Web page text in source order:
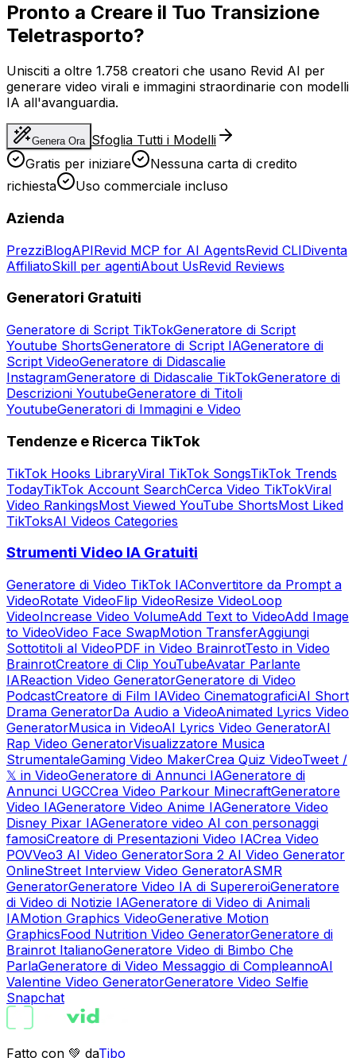
Pronto a Creare il Tuo Transizione
Teletrasporto?
Unisciti a oltre 1.758 creatori che usano Revid AI per
generare video virali e immagini straordinarie con modelli
IA all'avanguardia.
Genera Ora Sfoglia Tutti i Modelli
Gratis per iniziare
Nessuna carta di credito
richiesta
Uso commerciale incluso
Azienda
PrezziBlogAPIRevid MCP for AI AgentsRevid CLIDiventa
AffiliatoSkill per agentiAbout UsRevid Reviews
Generatori Gratuiti
Generatore di Script TikTokGeneratore di Script
Youtube ShortsGeneratore di Script IAGeneratore di
Script VideoGeneratore di Didascalie
InstagramGeneratore di Didascalie TikTokGeneratore di
Descrizioni YoutubeGeneratore di Titoli
YoutubeGeneratori di Immagini e Video
Tendenze e Ricerca TikTok
TikTok Hooks LibraryViral TikTok SongsTikTok Trends
TodayTikTok Account SearchCerca Video TikTokViral
Video RankingsMost Viewed YouTube ShortsMost Liked
TikToksAI Videos Categories
Strumenti Video IA Gratuiti
Generatore di Video TikTok IAConvertitore da Prompt a
VideoRotate VideoFlip VideoResize VideoLoop
VideoIncrease Video VolumeAdd Text to VideoAdd Image
to VideoVideo Face SwapMotion TransferAggiungi
Sottotitoli al VideoPDF in Video BrainrotTesto in Video
BrainrotCreatore di Clip YouTubeAvatar Parlante
IAReaction Video GeneratorGeneratore di Video
PodcastCreatore di Film IAVideo CinematograficiAI Short
Drama GeneratorDa Audio a VideoAnimated Lyrics Video
GeneratorMusica in VideoAI Lyrics Video GeneratorAI
Rap Video GeneratorVisualizzatore Musica
StrumentaleGaming Video MakerCrea Quiz VideoTweet /
𝕏 in VideoGeneratore di Annunci IAGeneratore di
Annunci UGCCrea Video Parkour MinecraftGeneratore
Video IAGeneratore Video Anime IAGeneratore Video
Disney Pixar IAGeneratore video AI con personaggi
famosiCreatore di Presentazioni Video IACrea Video
POVVeo3 AI Video GeneratorSora 2 AI Video Generator
OnlineStreet Interview Video GeneratorASMR
GeneratorGeneratore Video IA di SupereroiGeneratore
di Video di Notizie IAGeneratore di Video di Animali
IAMotion Graphics VideoGenerative Motion
GraphicsFood Nutrition Video GeneratorGeneratore di
Brainrot ItalianoGeneratore Video di Bimbo Che
ParlaGeneratore di Video Messaggio di CompleannoAI
Valentine Video GeneratorGeneratore Video Selfie
Snapchat
Fatto con 💚 daTibo